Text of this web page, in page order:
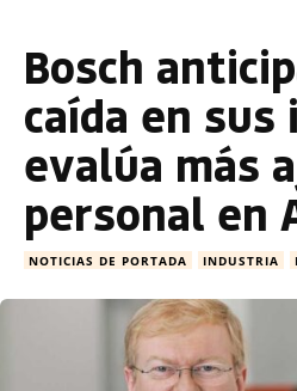
Bosch
caída en
evalúa más
personal en
NOTICIAS DE PORTADA INDUSTRIA